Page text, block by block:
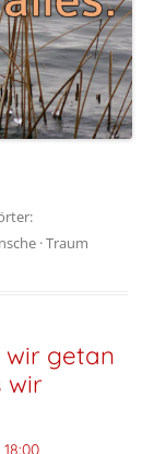
·Traum
wir getan
wir